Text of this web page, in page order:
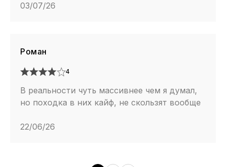
03/07/26
Роман
4
В реальности чуть массивнее чем я думал,
но походка в них кайф, не скользят вообще
22/06/26